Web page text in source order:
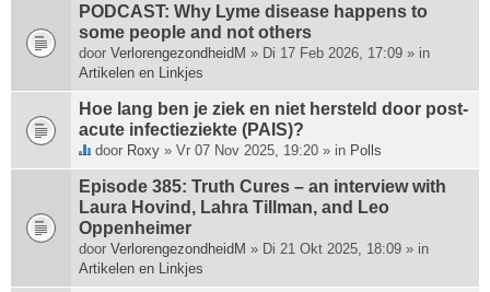
PODCAST: Why Lyme disease happens to
some people and not others
door VerlorengezondheidM » Di 17 Feb 2026, 17:09 » in
Artikelen en Linkjes
Hoe lang ben je ziek en niet hersteld door post-
acute infectieziekte (PAIS)?
i
t
o
n
d
door Roxy » Vr 07 Nov 2025, 19:20 » in Polls
Episode 385: Truth Cures – an interview with
Laura Hovind, Lahra Tillman, and Leo
Oppenheimer
door VerlorengezondheidM » Di 21 Okt 2025, 18:09 » in
Artikelen en Linkjes